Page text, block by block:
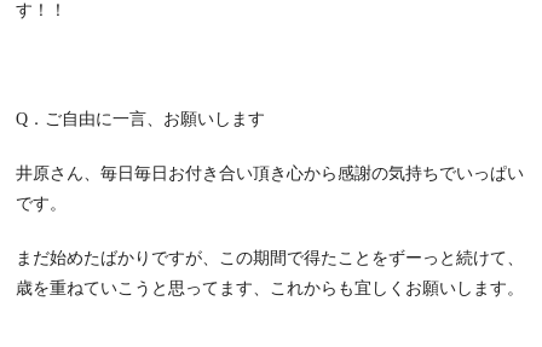
す！！
Q．ご自由に一言、お願いします
井原さん、毎日毎日お付き合い頂き心から感謝の気持ちでいっぱい
です。
まだ始めたばかりですが、この期間で得たことをずーっと続けて、
歳を重ねていこうと思ってます、これからも宜しくお願いします。